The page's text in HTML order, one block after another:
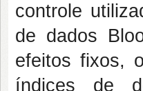
controle
de dados
efeitos fixos,
índices de